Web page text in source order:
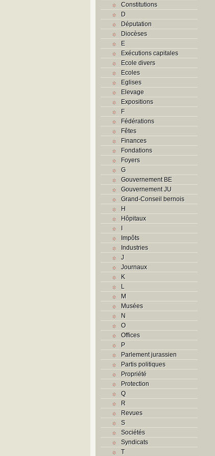
Constitutions
D
Députation
Diocèses
E
Exécutions capitales
Ecole divers
Ecoles
Eglises
Elevage
Expositions
F
Fédérations
Fêtes
Finances
Fondations
Foyers
G
Gouvernement BE
Gouvernement JU
Grand-Conseil bernois
H
Hôpitaux
I
Impôts
Industries
J
Journaux
K
L
M
Musées
N
O
Offices
P
Parlement jurassien
Partis politiques
Propriété
Protection
Q
R
Revues
S
Sociétés
Syndicats
T